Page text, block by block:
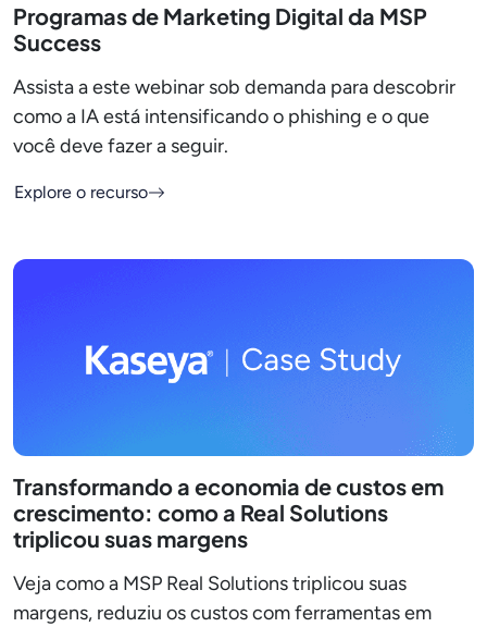
Programas de Marketing Digital da MSP
Success
Assista a este webinar sob demanda para descobrir
como a IA está intensificando o phishing e o que
você deve fazer a seguir.
Explore o recurso
Transformando a economia de custos em
crescimento: como a Real Solutions
triplicou suas margens
Veja como a MSP Real Solutions triplicou suas
margens, reduziu os custos com ferramentas em